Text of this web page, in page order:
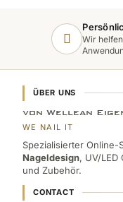
Wir
ÜBER UNS
von Wellean
WE NAIL IT
Spezialisierter Online-
Nageldesign, UV/LED
und Zubehör.
CONTACT